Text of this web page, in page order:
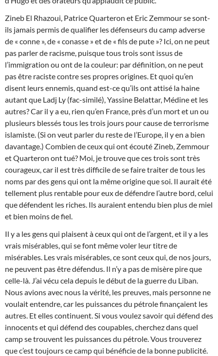
Zineb El Rhazoui, Patrice Quarteron et Eric Zemmour se sont-
ils jamais permis de qualifier les défenseurs du camp adverse
de « conne », de « conasse » et de « fils de pute »? Ici, on ne peut
pas parler de racisme, puisque tous trois sont issus de
l’immigration ou ont de la couleur: par définition, on ne peut
pas être raciste contre ses propres origines. Et quoi qu’en
disent leurs ennemis, quand est-ce qu’ils ont attisé la haine
autant que Ladj Ly (fac-similé), Yassine Belattar, Médine et les
autres? Car il y a eu, rien qu’en France, près d’un mort et un ou
plusieurs blessés tous les trois jours pour cause de terrorisme
islamiste. (Si on veut parler du reste de l’Europe, il y en a bien
davantage.) Combien de ceux qui ont écouté Zineb, Zemmour
et Quarteron ont tué? Moi, je trouve que ces trois sont très
courageux, car il est très difficile de se faire traiter de tous les
noms par des gens qui ont la même origine que soi. Il aurait été
tellement plus rentable pour eux de défendre l’autre bord, celui
que défendent les riches. Ils auraient entendu bien plus de miel
et bien moins de fiel.
Il y a les gens qui plaisent à ceux qui ont de l’argent, et il y a les
vrais misérables, qui se font même voler leur titre de
misérables. Les vrais misérables, ce sont ceux qui, de nos jours,
ne peuvent pas être défendus. Il n’y a pas de misère pire que
celle-là. J’ai vécu cela depuis le début de la guerre du Liban.
Nous avions avec nous la vérité, les preuves, mais personne ne
voulait entendre, car les puissances du pétrole finançaient les
autres. Et elles continuent. Si vous voulez savoir qui défend des
innocents et qui défend des coupables, cherchez dans quel
camp se trouvent les puissances du pétrole. Vous trouverez
que c’est toujours ce camp qui bénéficie de la bonne publicité.